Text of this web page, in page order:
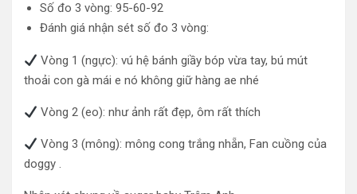
Số đo 3 vòng: 95-60-92
Đánh giá nhận sét số đo 3 vòng:
Vòng 1 (ngực): vú hệ bánh giầy bóp vừa tay, bú mút
thoải con gà mái e nó không giữ hàng ae nhé
Vòng 2 (eo): như ảnh rất đẹp, ôm rất thích
Vòng 3 (mông): mông cong trắng nhẵn, Fan cuồng của
doggy .